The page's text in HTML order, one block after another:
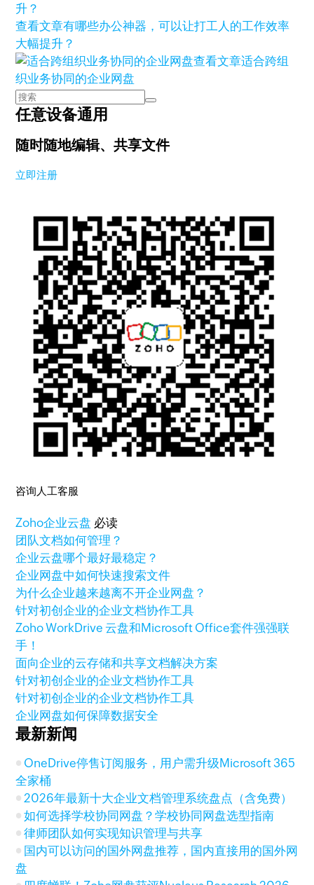
查看文章有哪些办公神器，可以让打工人的工作效率
大幅提升？
查看文章适合跨组
织业务协同的企业网盘
任意设备通用
随时随地编辑、共享文件
立即注册
咨询人工客服
Zoho企业云盘 必读
团队文档如何管理？
企业云盘哪个最好最稳定？
企业网盘中如何快速搜索文件
为什么企业越来越离不开企业网盘？
针对初创企业的企业文档协作工具
Zoho WorkDrive 云盘和Microsoft Office套件强强联
手！
面向企业的云存储和共享文档解决方案
针对初创企业的企业文档协作工具
针对初创企业的企业文档协作工具
企业网盘如何保障数据安全
最新新闻
OneDrive停售订阅服务，用户需升级Microsoft 365
全家桶
2026年最新十大企业文档管理系统盘点（含免费）
如何选择学校协同网盘？学校协同网盘选型指南
律师团队如何实现知识管理与共享
国内可以访问的国外网盘推荐，国内直接用的国外网
盘